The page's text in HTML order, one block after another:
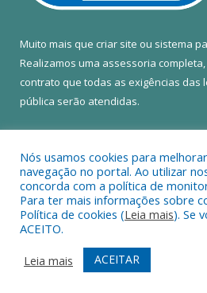
Muito mais que criar site ou sistema
Realizamos uma assessoria
contrato que todas as exigências das
pública serão atendidas.
Todos os direitos reservados a
Mapa do Site
Acessar Área
Acessar Webmail
Nós usamos cookies para
navegação no portal. Ao utilizar
concorda com a política de
Para ter mais informações sobre
Política de cookies (Leia mais). Se
ACEITO.
Leia mais
ACEITAR